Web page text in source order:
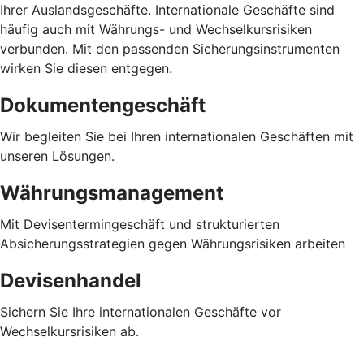
Ihrer Auslandsgeschäfte. Internationale Geschäfte sind
häufig auch mit Währungs- und Wechselkursrisiken
verbunden. Mit den passenden Sicherungsinstrumenten
wirken Sie diesen entgegen.
Dokumentengeschäft
Wir begleiten Sie bei Ihren internationalen Geschäften mit
unseren Lösungen.
Währungsmanagement
Mit Devisentermingeschäft und strukturierten
Absicherungsstrategien gegen Währungsrisiken arbeiten
Devisenhandel
Sichern Sie Ihre internationalen Geschäfte vor
Wechselkursrisiken ab.